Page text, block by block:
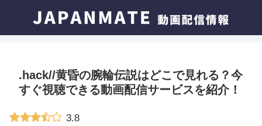
.hack//黄昏の腕輪伝説はどこで見れる？今
すぐ視聴できる動画配信サービスを紹介！
3.8